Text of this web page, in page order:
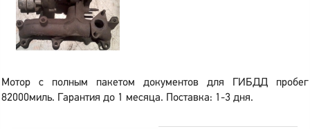
Мотор с полным пакетом документов для ГИБДД пробег
82000миль. Гарантия до 1 месяца. Поставка: 1-3 дня.